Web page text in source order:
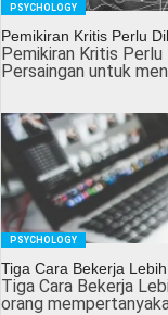
PSYCHOLOGY
Pemikiran Kritis Perlu
Pemikiran Kritis Perlu
Persaingan untuk
PSYCHOLOGY
Tiga Cara Bekerja
Tiga Cara Bekerja
orang